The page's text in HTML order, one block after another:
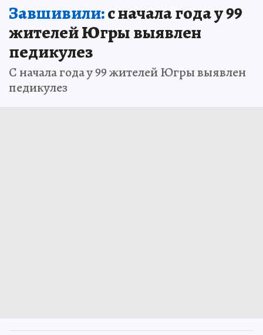
Завшивили:с начала года у 99
жителей Югры выявлен
педикулез
С начала года у 99 жителей Югры выявлен
педикулез